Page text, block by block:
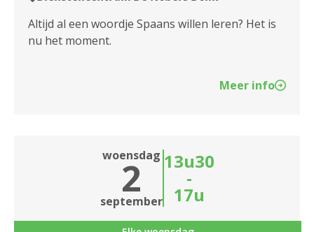
Altijd al een woordje Spaans willen leren? Het is
nu het moment.
Meer info
woensdag
2
september
13u30
-
17u